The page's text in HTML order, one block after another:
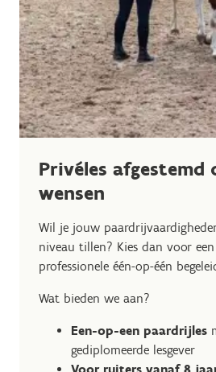
Privéles afgestemd
wensen
Wil je jouw
niveau tillen? Kies dan voor
professionele één-op-één
Wat bieden we aan?
Een-op-een paardrijles
gediplomeerde lesgever